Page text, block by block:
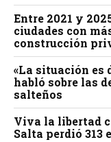
Entre 2021 y
ciudades con
construcción
«La situación es
habló sobre las
salteños
Viva la libertad
Salta perdió 313